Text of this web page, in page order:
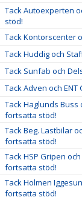
Tack Autoexperten
stöd!
Tack Kontorscenter
Tack Huddig och
Tack Sunfab och
Tack Adven och
Tack Haglunds
fortsatta stöd!
Tack Beg. Lastbilar
fortsatta stöd!
Tack HSP Gripen
fortsatta stöd!
Tack Holmen
fortsatta stöd!